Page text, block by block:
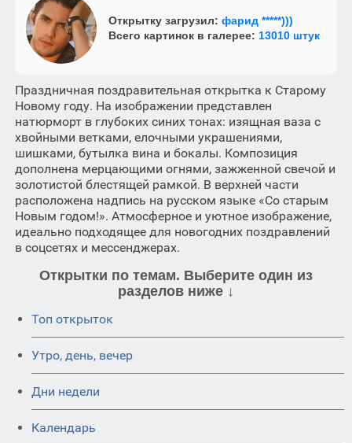
Открытку загрузил: фарид *****)))
Всего картинок в галерее: 13010 штук
Праздничная поздравительная открытка к Старому
Новому году. На изображении представлен
натюрморт в глубоких синих тонах: изящная ваза с
хвойными ветками, елочными украшениями,
шишками, бутылка вина и бокалы. Композиция
дополнена мерцающими огнями, зажженной свечой и
золотистой блестящей рамкой. В верхней части
расположена надпись на русском языке «Со старым
Новым годом!». Атмосферное и уютное изображение,
идеально подходящее для новогодних поздравлений
в соцсетях и мессенджерах.
Открытки по темам. Выберите один из
разделов ниже ↓
Топ открыток
Утро, день, вечер
Дни недели
Календарь